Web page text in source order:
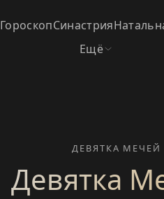
ГороскопСинастрия
Ещё
ДЕВЯТКА МЕЧЕЙ
Девятка